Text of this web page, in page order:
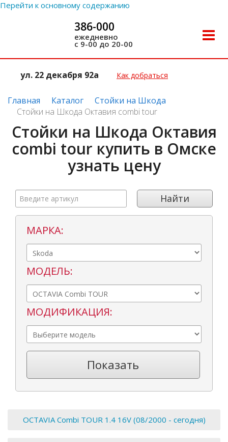
Перейти к основному содержанию
Toggle
386-000
ежедневно
с 9-00 до 20-00
ул. 22 декабря 92а Как добраться
Главная Каталог
Стойки на Шкода
Стойки на Шкода Октавия combi tour
Стойки на Шкода Октавия
combi tour купить в Омске
узнать цену
Введите
артикул:
Найти
МАРКА:
МОДЕЛЬ:
МОДИФИКАЦИЯ:
Показать
OCTAVIA Combi TOUR 1.4 16V (08/2000 - сегодня)